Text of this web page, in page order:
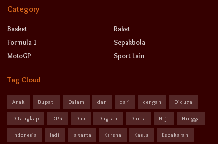
Category
Basket
Formula 1
MotoGP
Raket
Sepakbola
Sport Lain
Tag Cloud
Anak Bupati Dalam dan dari dengan Diduga
Ditangkap DPR Dua Dugaan Dunia Haji Hingga
Indonesia Jadi Jakarta Karena Kasus Kebakaran